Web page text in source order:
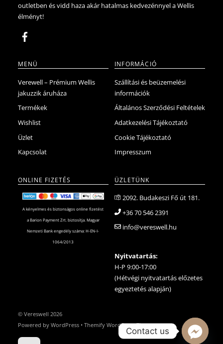
outletben és vidd haza akár hatalmas kedvezénnyel a Wellis
élményt!
MENÜ
Verewell – Prémium Wellis
jakuzzik áruháza
Termékek
Wishlist
Üzlet
Kapcsolat
INFORMÁCIÓ
Szállítási és beüzemelési
információk
Általános Szerződési Feltételek
Adatkezelési Tájékoztató
Cookie Tájékoztató
Impresszum
ONLINE FIZETÉS
A kényelmes és biztonságos online fizetést
a Barion Payment Zrt. biztosítja. Magyar
Nemzeti Bank engedély száma: H-EN-I-
1064/2013
ÜZLETÜNK
2092. Budakeszi Fő út 181.
+36 70 546 2391
info@vereswell.hu
Nyitvatartás:
H-P 9:00-17:00
(Hétvégi nyitvatartás előzetes
egyeztetés alapján)
© Vereswell 2026
Powered by WordPress• Themify WordPress Themes
Contact us